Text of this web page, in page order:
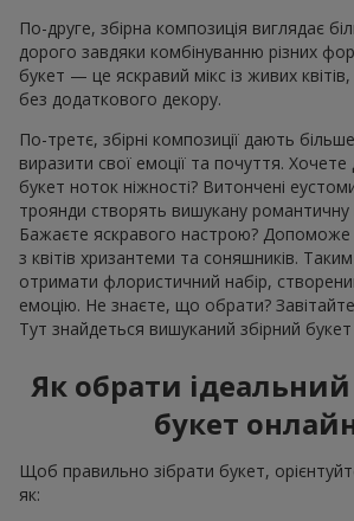
По-друге, збірна композиція виглядає
дорого завдяки комбінуванню різних
букет — це яскравий мікс із живих
без додаткового декору.
По-третє, збірні композиції дають
виразити свої емоції та почуття. Хочете
букет ноток ніжності? Витончені
троянди створять вишукану романтичну
Бажаєте яскравого настрою? Допоможе
з квітів хризантеми та соняшників.
отримати флористичний набір,
емоцію. Не знаєте, що обрати?
Тут знайдеться вишуканий збірний
Як обрати
букет
Щоб правильно зібрати букет,
як: